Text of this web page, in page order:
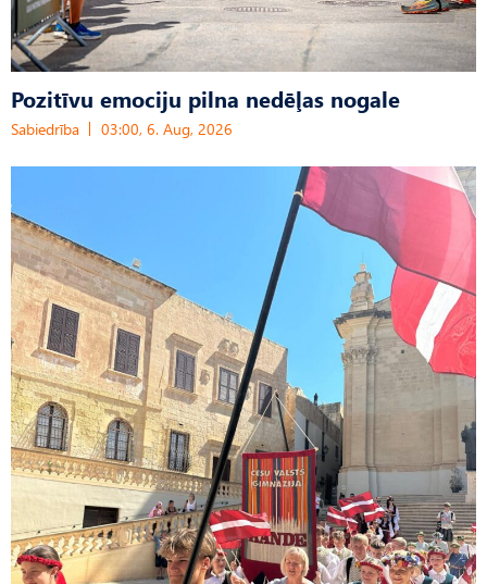
Pozitīvu emociju pilna nedēļas nogale
Sabiedrība 03:00, 6. Aug, 2026